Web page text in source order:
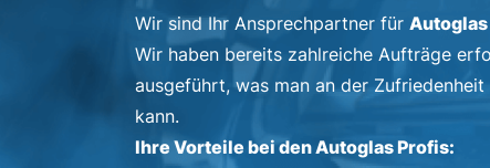
Wir sind Ihr Ansprechpartner für
Wir haben bereits zahlreiche Aufträge
ausgeführt, was man an der Zufriedenheit
kann.
Ihre Vorteile bei den Autoglas Profis: